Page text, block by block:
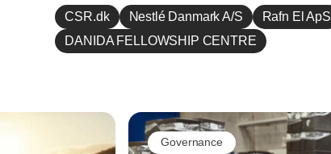
CSR.dk
Nestlé Danmark A/S
Rafn El ApS
DANIDA FELLOWSHIP CENTRE
Governance